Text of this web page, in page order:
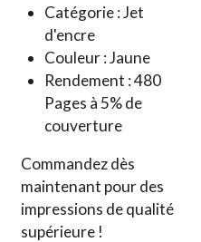
Catégorie : Jet
d'encre
Couleur : Jaune
Rendement : 480
Pages à 5% de
couverture
Commandez dès
maintenant pour des
impressions de qualité
supérieure !